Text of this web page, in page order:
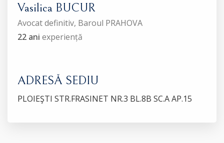
Vasilica BUCUR
Avocat definitiv, Baroul PRAHOVA
22 ani experiență
ADRESĂ SEDIU
PLOIEŞTI STR.FRASINET NR.3 BL.8B SC.A AP.15